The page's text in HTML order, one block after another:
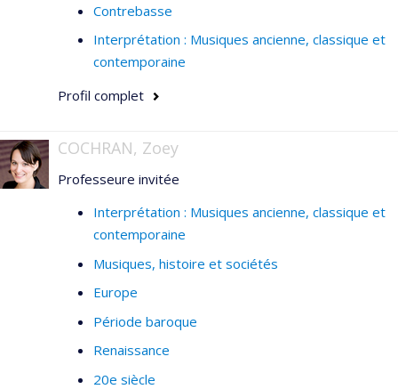
Contrebasse
Interprétation : Musiques ancienne, classique et
contemporaine
Profil complet
COCHRAN, Zoey
Professeure invitée
Interprétation : Musiques ancienne, classique et
contemporaine
Musiques, histoire et sociétés
Europe
Période baroque
Renaissance
20e siècle